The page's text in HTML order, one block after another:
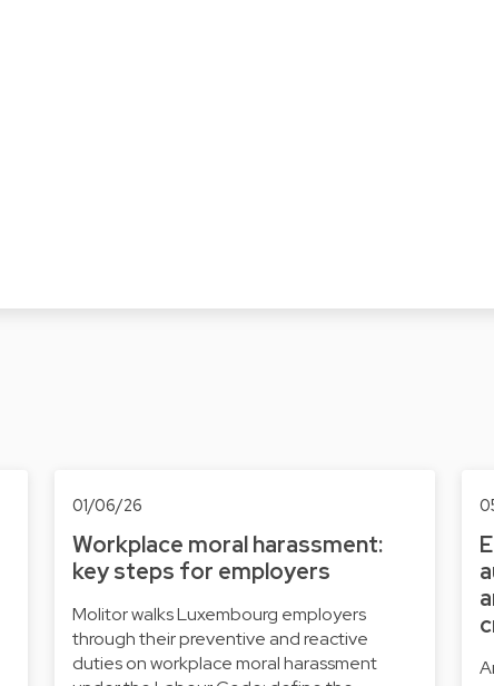
01/06/26
Workplace moral harassment:
key steps for employers
Molitor walks Luxembourg employers
through their preventive and reactive
duties on workplace moral harassment